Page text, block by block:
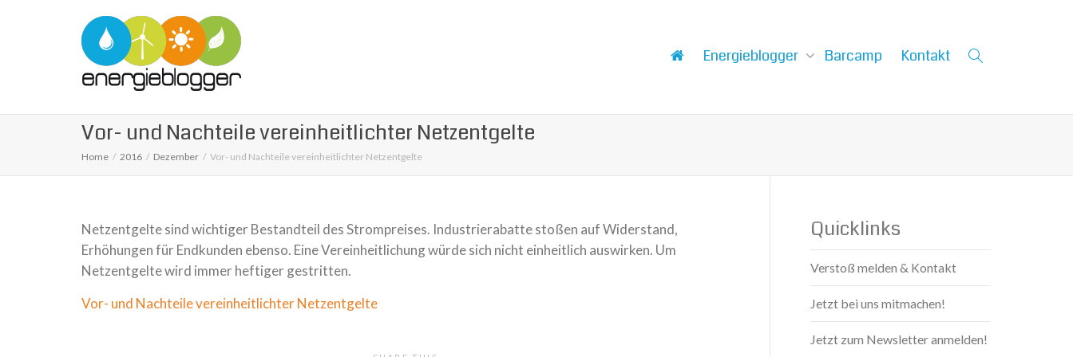
Energieblogger Barcamp Kontakt
Vor- und Nachteile vereinheitlichter Netzentgelte
Home 2016 Dezember Vor- und Nachteile vereinheitlichter Netzentgelte
Netzentgelte sind wich­ti­ger Bestandteil des Strompreises. Industrierabatte sto­ßen auf Widerstand,
Erhöhungen für Endkunden ebenso. Eine Vereinheitlichung würde sich nicht ein­heit­lich aus­wir­ken. Um
Netzentgelte wird immer hef­ti­ger gestrit­ten.
Vor- und Nachteile vereinheitlichter Netzentgelte
Quicklinks
Verstoß melden & Kontakt
Jetzt bei uns mitmachen!
Jetzt zum Newsletter anmelden!